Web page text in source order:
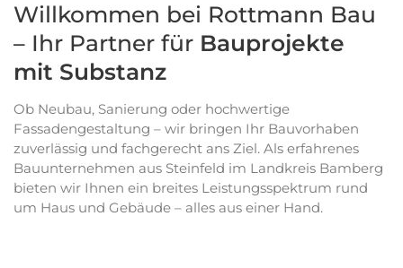
Willkommen bei Rottmann Bau
– Ihr Partner für Bauprojekte
mit Substanz
Ob Neubau, Sanierung oder hochwertige
Fassadengestaltung – wir bringen Ihr Bauvorhaben
zuverlässig und fachgerecht ans Ziel. Als erfahrenes
Bauunternehmen aus Steinfeld im Landkreis Bamberg
bieten wir Ihnen ein breites Leistungsspektrum rund
um Haus und Gebäude – alles aus einer Hand.